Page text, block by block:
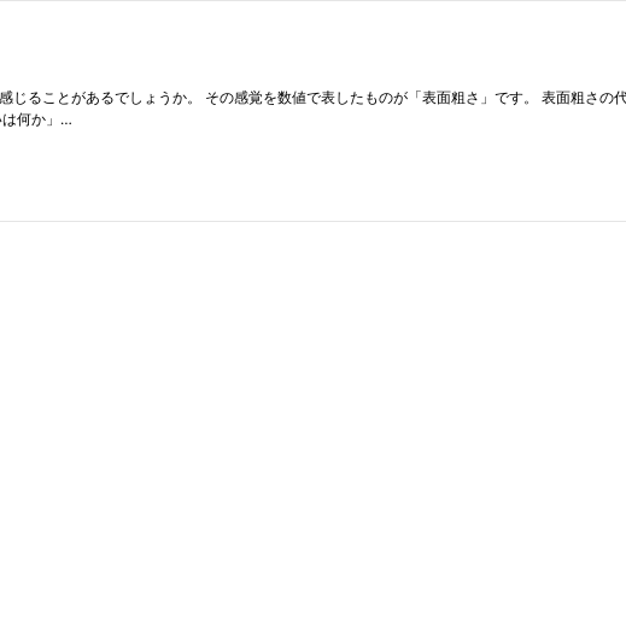
ることがあるでしょうか。 その感覚を数値で表したものが「表面粗さ」です。 表面粗さの
は何か」…